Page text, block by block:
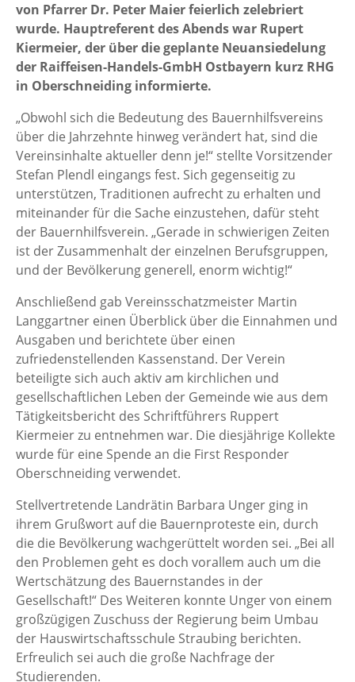
von Pfarrer Dr. Peter Maier feierlich zelebriert
wurde. Hauptreferent des Abends war Rupert
Kiermeier, der über die geplante Neuansiedelung
der Raiffeisen-Handels-GmbH Ostbayern kurz RHG
in Oberschneiding informierte.
„Obwohl sich die Bedeutung des Bauernhilfsvereins
über die Jahrzehnte hinweg verändert hat, sind die
Vereinsinhalte aktueller denn je!“ stellte Vorsitzender
Stefan Plendl eingangs fest. Sich gegenseitig zu
unterstützen, Traditionen aufrecht zu erhalten und
miteinander für die Sache einzustehen, dafür steht
der Bauernhilfsverein. „Gerade in schwierigen Zeiten
ist der Zusammenhalt der einzelnen Berufsgruppen,
und der Bevölkerung generell, enorm wichtig!“
Anschließend gab Vereinsschatzmeister Martin
Langgartner einen Überblick über die Einnahmen und
Ausgaben und berichtete über einen
zufriedenstellenden Kassenstand. Der Verein
beteiligte sich auch aktiv am kirchlichen und
gesellschaftlichen Leben der Gemeinde wie aus dem
Tätigkeitsbericht des Schriftführers Ruppert
Kiermeier zu entnehmen war. Die diesjährige Kollekte
wurde für eine Spende an die First Responder
Oberschneiding verwendet.
Stellvertretende Landrätin Barbara Unger ging in
ihrem Grußwort auf die Bauernproteste ein, durch
die die Bevölkerung wachgerüttelt worden sei. „Bei all
den Problemen geht es doch vorallem auch um die
Wertschätzung des Bauernstandes in der
Gesellschaft!“ Des Weiteren konnte Unger von einem
großzügigen Zuschuss der Regierung beim Umbau
der Hauswirtschaftsschule Straubing berichten.
Erfreulich sei auch die große Nachfrage der
Studierenden.